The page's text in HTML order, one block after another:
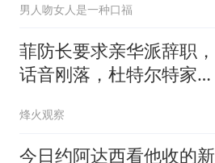
男人吻女人是一种口福
菲防长要求亲华派辞职，
话音刚落，杜特尔特家族
烽火观察
今日约阿达西看他收的新